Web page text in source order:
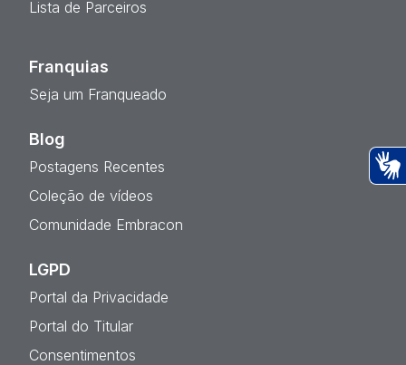
Lista de Parceiros
Franquias
Seja um Franqueado
Blog
Postagens Recentes
Coleção de vídeos
Comunidade Embracon
LGPD
Portal da Privacidade
Portal do Titular
Consentimentos